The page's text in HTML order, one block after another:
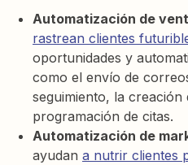
Automatización de
rastrean clientes
oportunidades y
como el envío de
seguimiento, la creación
programación de citas.
Automatización de
ayudan a nutrir clientes